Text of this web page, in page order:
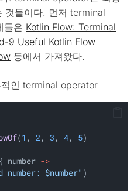
것들이다. 먼저 terminal
들은 Kotlin Flow: Terminal
9 Useful Kotlin Flow
등에서 가져왔다.
인 terminal operator
(1 , 2, 3 , 4, 5)
number ->
number: $number" )